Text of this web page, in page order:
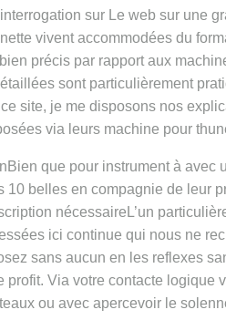
sur Le web sur une
vivent accommodées du
précis par rapport aux
sont particulièrement
site, je me disposons nos
via leurs machine pour
Bien que pour instrument à avec
10 belles en compagnie de leur
nécessaireL’un
ici continue qui nous ne
sans aucun en les reflexes
profit. Via votre contacte logique
ou avec apercevoir le